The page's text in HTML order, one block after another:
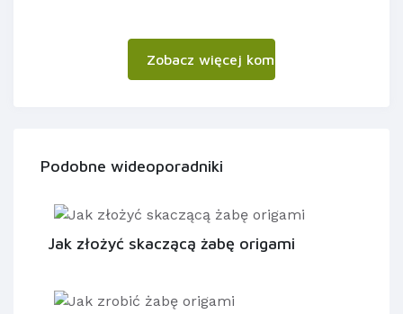
Zobacz więcej komentarzy
Podobne wideoporadniki
Jak złożyć skaczącą żabę origami